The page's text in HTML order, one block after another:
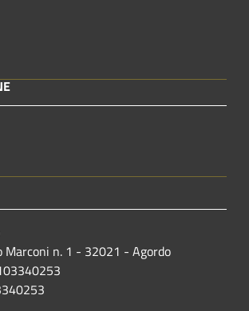
Marconi n. 1 - 32021 - Agordo